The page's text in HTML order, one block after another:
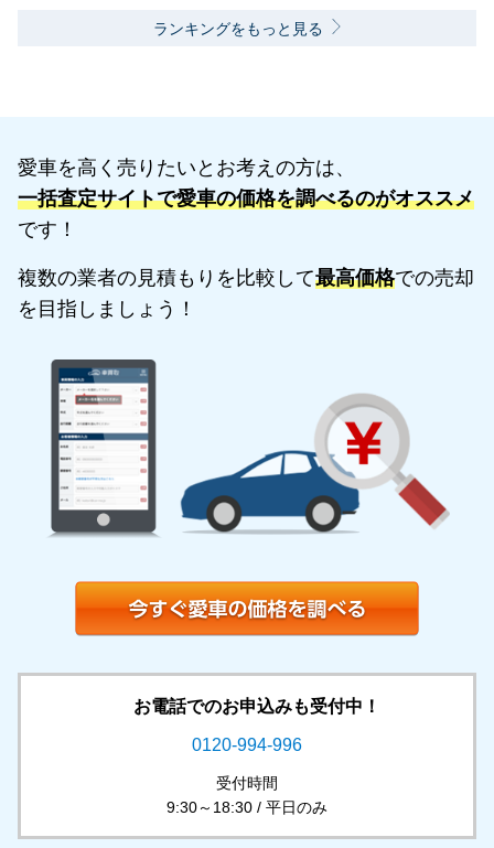
ランキングをもっと見る
愛車を高く売りたいとお考えの方は、
一括査定サイトで愛車の価格を調べるのがオススメ
です！
複数の業者の見積もりを比較して最高価格での売却
を目指しましょう！
お電話でのお申込みも受付中！
0120-994-996
受付時間
9:30～18:30 / 平日のみ